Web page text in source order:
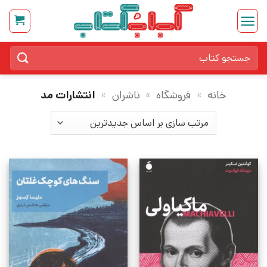
Skip
content
برای:
خانه » فروشگاه » ناشران » انتشارات مد